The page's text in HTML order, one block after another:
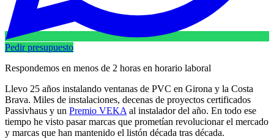
Pedir presupuesto
Respondemos en menos de 2 horas en horario laboral
Llevo 25 años instalando ventanas de PVC en Girona y la Costa
Brava. Miles de instalaciones, decenas de proyectos certificados
Passivhaus y un Premio VEKA al instalador del año. En todo ese
tiempo he visto pasar marcas que prometían revolucionar el mercado
y marcas que han mantenido el listón década tras década.